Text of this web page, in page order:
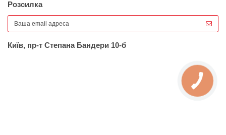
Розсилка
Київ, пр-т Степана Бандери 10-б